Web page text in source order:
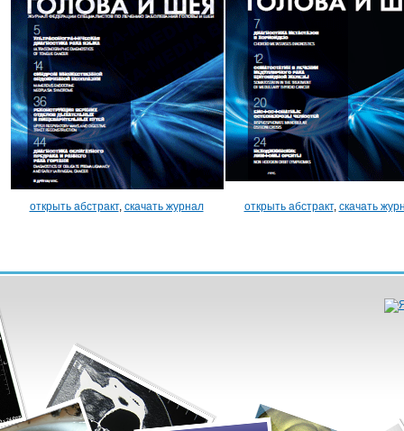
открыть абстракт, скачать журнал открыть абстракт, скачать